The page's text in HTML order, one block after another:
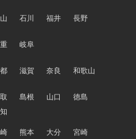
石川 福井 長野
岐阜
滋賀 奈良 和歌山
島根 山口
徳島
熊本 大分
宮崎